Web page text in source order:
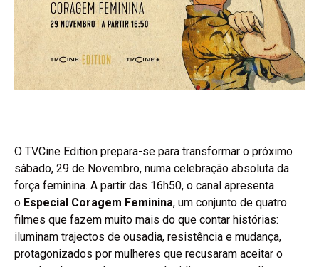
O TVCine Edition prepara-se para transformar o próximo
sábado, 29 de Novembro, numa celebração absoluta da
força feminina. A partir das 16h50, o canal apresenta
o Especial Coragem Feminina, um conjunto de quatro
filmes que fazem muito mais do que contar histórias:
iluminam trajectos de ousadia, resistência e mudança,
protagonizados por mulheres que recusaram aceitar o